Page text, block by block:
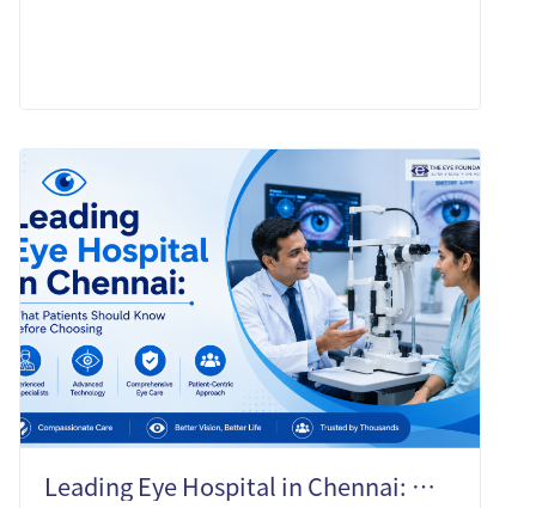
Leading Eye Hospital in Chennai: What Patients Should Know Before Choosing